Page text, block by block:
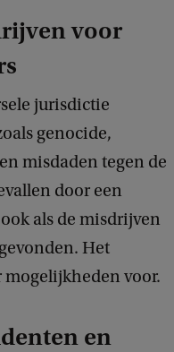
voor
jurisdictie
genocide,
misdaden tegen de
door een
als de misdrijven
Het
voor.
en